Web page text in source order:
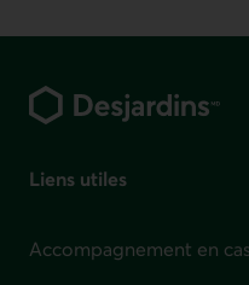
Liens utiles
Accompagnement en